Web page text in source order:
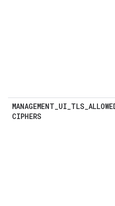
MANAGEMENT_UI_TLS_
CIPHERS